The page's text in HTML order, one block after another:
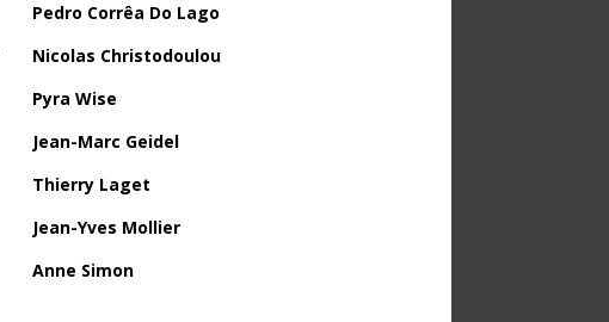
Pedro Corrêa Do Lago
Nicolas Christodoulou
Pyra Wise
Jean-Marc Geidel
Thierry Laget
Jean-Yves Mollier
Anne Simon